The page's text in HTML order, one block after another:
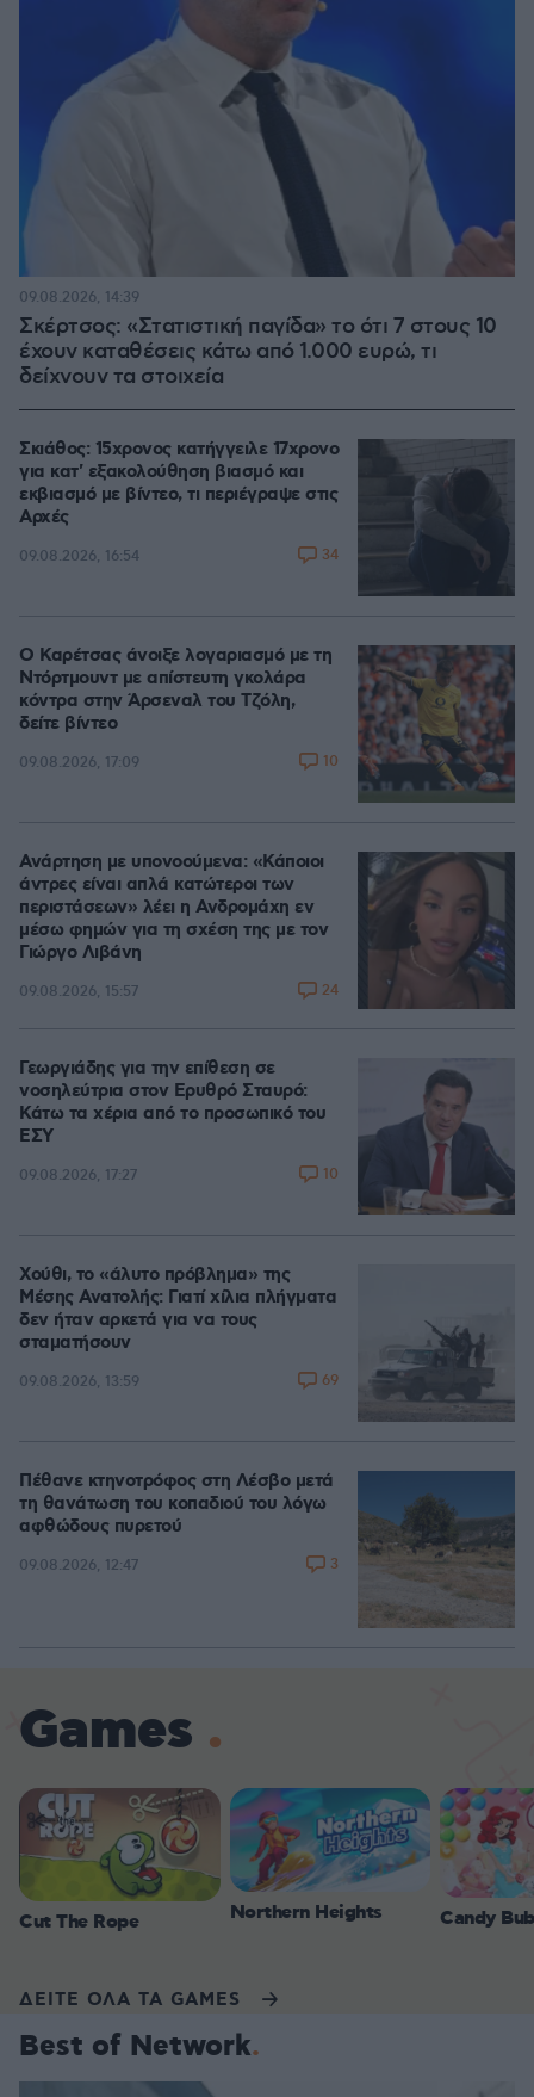
Σκέρτσος: «Στατιστική παγίδα» το ότι 7 στους 10
έχουν καταθέσεις κάτω από 1.000 ευρώ, τι
δείχνουν τα στοιχεία
09.08.2026, 14:39
Σκιάθος: 15χρονος κατήγγειλε 17χρονο
για κατ' εξακολούθηση βιασμό και
εκβιασμό με βίντεο, τι περιέγραψε στις
Αρχές
09.08.2026, 16:54 34
Ο Καρέτσας άνοιξε λογαριασμό με τη
Ντόρτμουντ με απίστευτη γκολάρα
κόντρα στην Άρσεναλ του Τζόλη,
δείτε βίντεο
09.08.2026, 17:09 10
Ανάρτηση με υπονοούμενα: «Κάποιοι
άντρες είναι απλά κατώτεροι των
περιστάσεων» λέει η Ανδρομάχη εν
μέσω φημών για τη σχέση της με τον
Γιώργο Λιβάνη
09.08.2026, 15:57 24
Γεωργιάδης για την επίθεση σε
νοσηλεύτρια στον Ερυθρό Σταυρό:
Κάτω τα χέρια από το προσωπικό του
ΕΣΥ
09.08.2026, 17:27 10
Χούθι, το «άλυτο πρόβλημα» της
Μέσης Ανατολής: Γιατί χίλια πλήγματα
δεν ήταν αρκετά για να τους
σταματήσουν
09.08.2026, 13:59 69
Πέθανε κτηνοτρόφος στη Λέσβο μετά
τη θανάτωση του κοπαδιού του λόγω
αφθώδους πυρετού
09.08.2026, 12:47 3
Games
Cut The Rope Northern Heights Candy
ΔΕΙΤΕ ΟΛΑ ΤΑ GAMES
Best of Network